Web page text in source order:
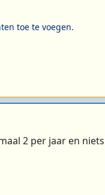
toe te voegen.
2 per jaar en niets